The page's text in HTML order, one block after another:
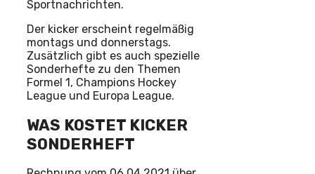
Sportnachrichten.
Der kicker erscheint regelmäßig
montags und donnerstags.
Zusätzlich gibt es auch spezielle
Sonderhefte zu den Themen
Formel 1, Champions Hockey
League und Europa League.
WAS KOSTET KICKER
SONDERHEFT